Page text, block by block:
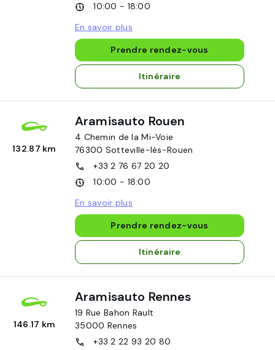
10:00 - 18:00
En savoir plus
Prendre rendez-vous
Itinéraire
132.87 km
Aramisauto Rouen
4 Chemin de la Mi-Voie
76300 Sotteville-lès-Rouen
+33 2 76 67 20 20
10:00 - 18:00
En savoir plus
Prendre rendez-vous
Itinéraire
146.17 km
Aramisauto Rennes
19 Rue Bahon Rault
35000 Rennes
+33 2 22 93 20 80